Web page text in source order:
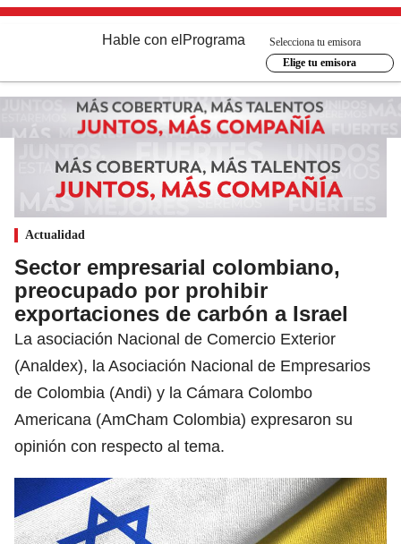
Hable con el Programa
Selecciona tu emisora
Elige tu emisora
Actualidad
Sector empresarial colombiano,
preocupado por prohibir
exportaciones de carbón a Israel
La asociación Nacional de Comercio Exterior
(Analdex), la Asociación Nacional de Empresarios
de Colombia (Andi) y la Cámara Colombo
Americana (AmCham Colombia) expresaron su
opinión con respecto al tema.